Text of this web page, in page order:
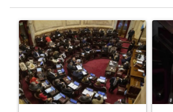
Un artículo de tendencia con el títuloUn